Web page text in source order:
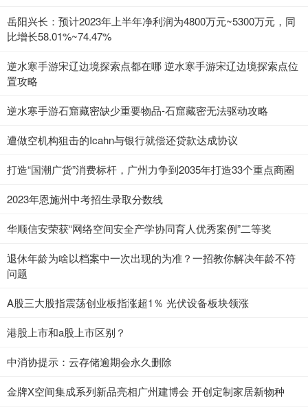
岳阳兴长：预计2023年上半年净利润为4800万元~5300万元，同
比增长58.01%~74.47%
逆水寒手游宋辽边境探索点都在哪 逆水寒手游宋辽边境探索点位
置攻略
逆水寒手游石窟藏密缺少重要物品-石窟藏密无法驱动攻略
遭做空机构狙击的Icahn与银行就偿还贷款达成协议
打造“国潮广货”消费标杆，广州力争到2035年打造33个重点商圈
2023年恩施州中考招生录取分数线
华顺信安荣获“网络空间安全产学协同育人优秀案例”二等奖
退休年龄为啥以档案中一次出现的为准？一招教你解决年龄不符
问题
A股三大股指震荡创业板指涨超1％ 光伏设备板块领涨
港股上市和a股上市区别？
中消协提示：云存储逾期会永久删除
金牌X空间集成系列新品亮相广州建博会 开创定制家居新物种